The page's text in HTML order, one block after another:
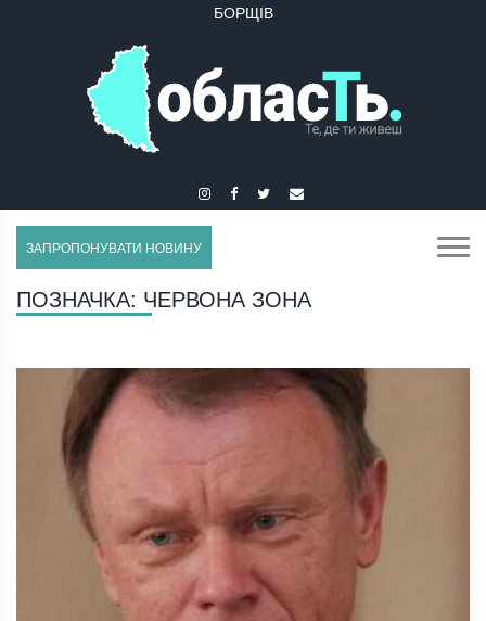
ЗАПРОПОНУВАТИ НОВИНУ
ПОЗНАЧКА: ЧЕРВОНА ЗОНА